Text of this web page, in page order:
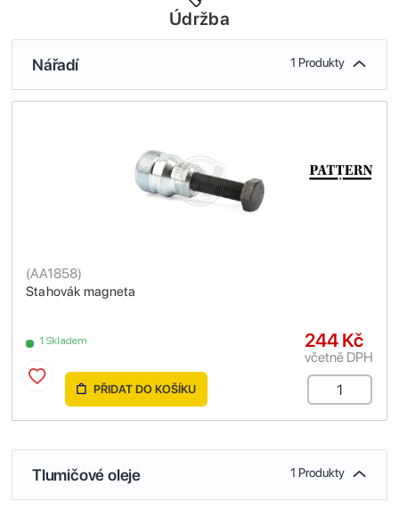
Údržba
Nářadí 1 Produkty
Stahovák magneta
(AA1858)
1 Skladem 244 Kč
včetně DPH
PŘIDAT DO KOŠÍKU
Tlumičové oleje 1 Produkty